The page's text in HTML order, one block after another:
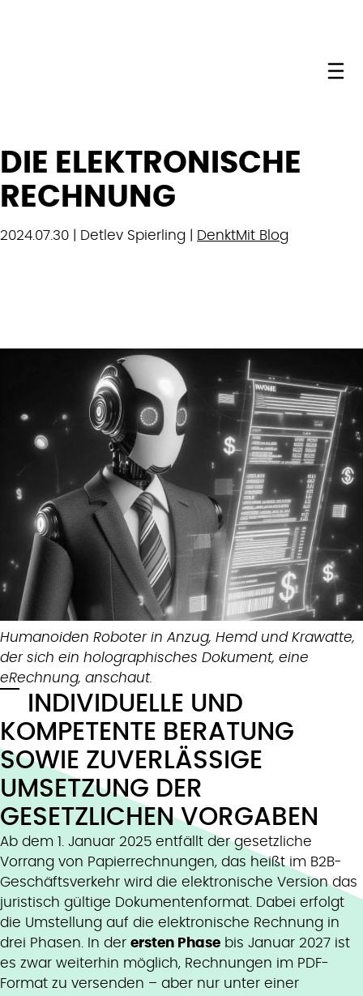
DIE ELEKTRONISCHE
RECHNUNG
2024.07.30 | Detlev Spierling | DenktMit Blog
Humanoiden Roboter in Anzug, Hemd und Krawatte,
der sich ein holographisches Dokument, eine
eRechnung, anschaut.
INDIVIDUELLE UND
KOMPETENTE BERATUNG
SOWIE ZUVERLÄSSIGE
UMSETZUNG DER
GESETZLICHEN VORGABEN
Ab dem 1. Januar 2025 entfällt der gesetzliche
Vorrang von Papierrechnungen, das heißt im B2B-
Geschäftsverkehr wird die elektronische Version das
juristisch gültige Dokumentenformat. Dabei erfolgt
die Umstellung auf die elektronische Rechnung in
drei Phasen. In der ersten Phase bis Januar 2027 ist
es zwar weiterhin möglich, Rechnungen im PDF-
Format zu versenden – aber nur unter einer